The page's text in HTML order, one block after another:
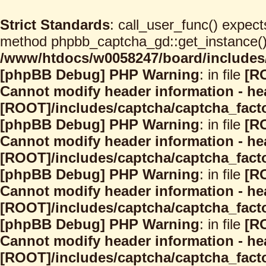
Strict Standards: call_user_func()
method
/www/htdocs/w0058247/board/
[phpBB Debug] PHP Warning: in file
Cannot modify header information -
[ROOT]/includes/captcha/
[phpBB Debug] PHP Warning: in file
Cannot modify header information -
[ROOT]/includes/captcha/
[phpBB Debug] PHP Warning: in file
Cannot modify header information -
[ROOT]/includes/captcha/
[phpBB Debug] PHP Warning: in file
Cannot modify header information -
[ROOT]/includes/captcha/